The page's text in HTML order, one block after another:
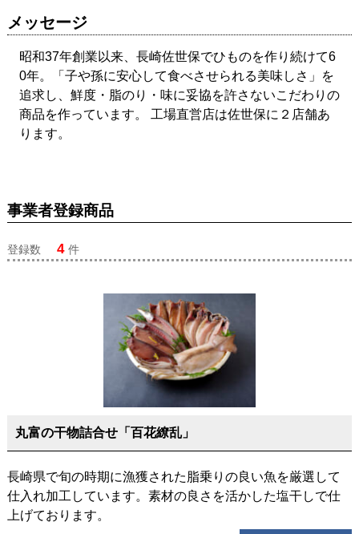
メッセージ
昭和37年創業以来、長崎佐世保でひものを作り続けて6
0年。「子や孫に安心して食べさせられる美味しさ」を
追求し、鮮度・脂のり・味に妥協を許さないこだわりの
商品を作っています。 工場直営店は佐世保に２店舗あ
ります。
事業者登録商品
登録数 4 件
丸富の干物詰合せ「百花繚乱」
長崎県で旬の時期に漁獲された脂乗りの良い魚を厳選して
仕入れ加工しています。素材の良さを活かした塩干しで仕
上げております。